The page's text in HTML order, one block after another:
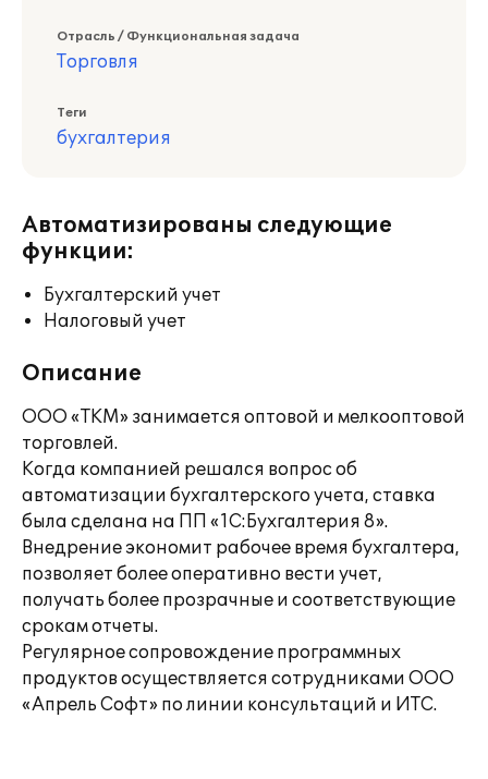
Отрасль / Функциональная задача
Торговля
Теги
бухгалтерия
Автоматизированы следующие
функции:
Бухгалтерский учет
Налоговый учет
Описание
ООО «ТКМ» занимается оптовой и мелкооптовой
торговлей.
Когда компанией решался вопрос об
автоматизации бухгалтерского учета, ставка
была сделана на ПП «1С:Бухгалтерия 8».
Внедрение экономит рабочее время бухгалтера,
позволяет более оперативно вести учет,
получать более прозрачные и соответствующие
срокам отчеты.
Регулярное сопровождение программных
продуктов осуществляется сотрудниками ООО
«Апрель Софт» по линии консультаций и ИТС.